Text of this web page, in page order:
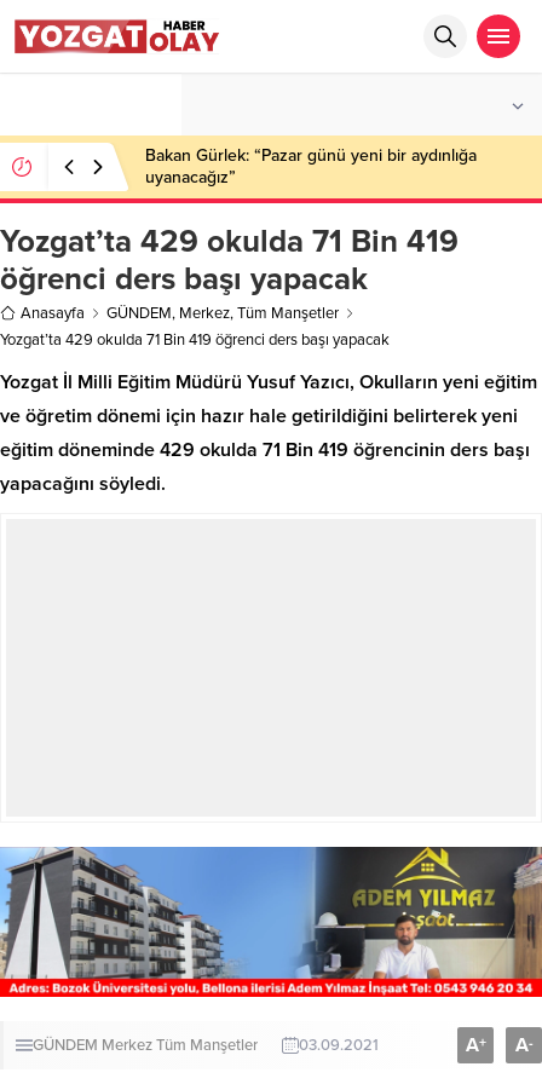
Bakan Gürlek: “Pazar günü yeni bir aydınlığa
uyanacağız”
Yozgat’ta 429 okulda 71 Bin 419
öğrenci ders başı yapacak
Anasayfa GÜNDEM, Merkez,Tüm Manşetler
Yozgat’ta 429 okulda 71 Bin 419 öğrenci ders başı yapacak
Yozgat İl Milli Eğitim Müdürü Yusuf Yazıcı, Okulların yeni eğitim
ve öğretim dönemi için hazır hale getirildiğini belirterek yeni
eğitim döneminde 429 okulda 71 Bin 419 öğrencinin ders başı
yapacağını söyledi.
GÜNDEM MerkezTüm Manşetler 03.09.2021 A+ A-